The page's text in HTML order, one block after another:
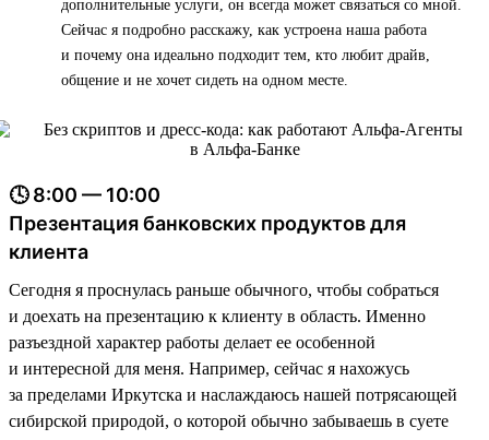
дополнительные услуги, он всегда может связаться со мной.
Сейчас я подробно расскажу, как устроена наша работа
и почему она идеально подходит тем, кто любит драйв,
общение и не хочет сидеть на одном месте.
🕓 8:00 — 10:00
Презентация банковских продуктов для
клиента
Сегодня я проснулась раньше обычного, чтобы собраться
и доехать на презентацию к клиенту в область. Именно
разъездной характер работы делает ее особенной
и интересной для меня. Например, сейчас я нахожусь
за пределами Иркутска и наслаждаюсь нашей потрясающей
сибирской природой, о которой обычно забываешь в суете